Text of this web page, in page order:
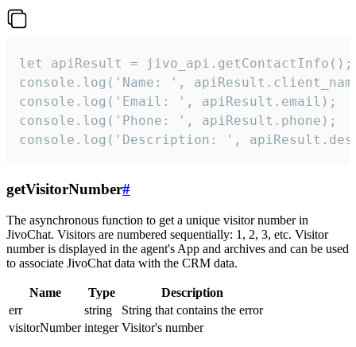
let apiResult = jivo_api.getContactInfo();
console.log('Name: ',
console.log('Email: ', apiResult.email);
console.log('Phone: ', apiResult.phone);
console.log('Description: ',
getVisitorNumber#
The asynchronous function to get a unique visitor number in
JivoChat. Visitors are numbered sequentially: 1, 2, 3, etc. Visitor
number is displayed in the agent's App and archives and can be used
to associate JivoChat data with the CRM data.
Name Type
Description
err
string
String that contains the error
visitorNumber integer Visitor's number